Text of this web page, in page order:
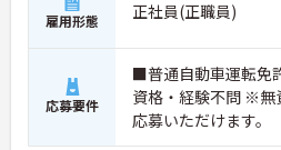
雇用形態 正社員(正職員)
応募要件
■普通自動車運転免
資格・経験不問 ※無
応募いただけます。